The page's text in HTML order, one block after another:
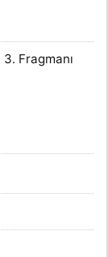
Fragmanı